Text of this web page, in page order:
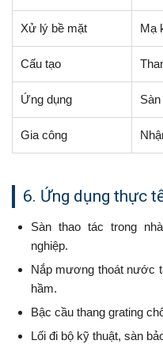
Xử lý bề mặt Mạ
Cấu tạo
Ứng dụng
Gia công
6. Ứng dụng thực
Sàn thao tác trong
nghiệp.
Nắp mương thoát nước
hầm.
Bậc cầu thang grating
Lối đi bộ kỹ thuật, sàn